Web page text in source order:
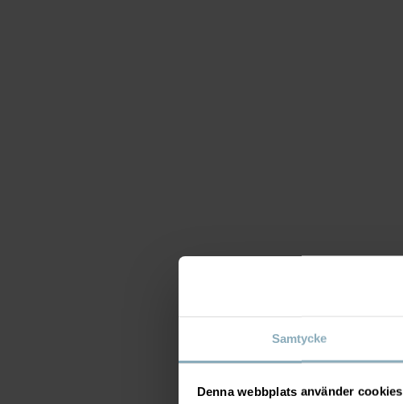
Samtycke
Denna webbplats använder cookies